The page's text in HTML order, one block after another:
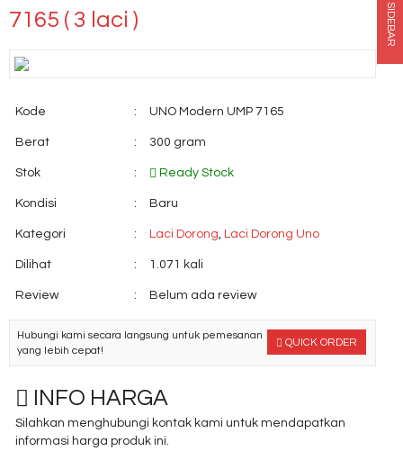
7165 ( 3 laci )
Kode : UNO Modern UMP 7165
Berat : 300 gram
Stok : Ready Stock
Kondisi : Baru
Kategori : Laci Dorong Laci Dorong Uno
Dilihat : 1.071 kali
Review : Belum ada review
QUICK ORDER
Hubungi kami secara langsung untuk pemesanan
yang lebih cepat!
INFO HARGA
Silahkan menghubungi kontak kami untuk mendapatkan
informasi harga produk ini.
SIDEBAR